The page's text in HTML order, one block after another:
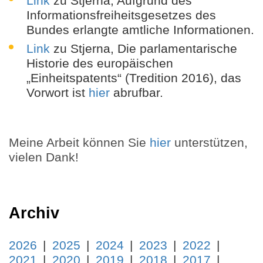
Informationsfreiheitsgesetzes des
Bundes erlangte amtliche Informationen.
Link zu Stjerna, Die parlamentarische
Historie des europäischen
„Einheitspatents“ (Tredition 2016), das
Vorwort ist hier abrufbar.
Meine Arbeit können Sie hier unterstützen,
vielen Dank!
Archiv
2026 2025 2024 2023
2022
2021
2020 2019 2018 2017